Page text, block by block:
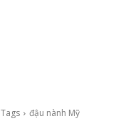
Tags đậu nành Mỹ